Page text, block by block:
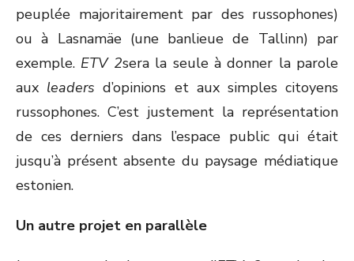
peuplée majoritairement par des russophones)
ou à Lasnamäe (une banlieue de Tallinn) par
exemple. ETV 2sera la seule à donner la parole
aux leaders d’opinions et aux simples citoyens
russophones. C’est justement la représentation
de ces derniers dans l’espace public qui était
jusqu’à présent absente du paysage médiatique
estonien.
Un autre projet en parallèle